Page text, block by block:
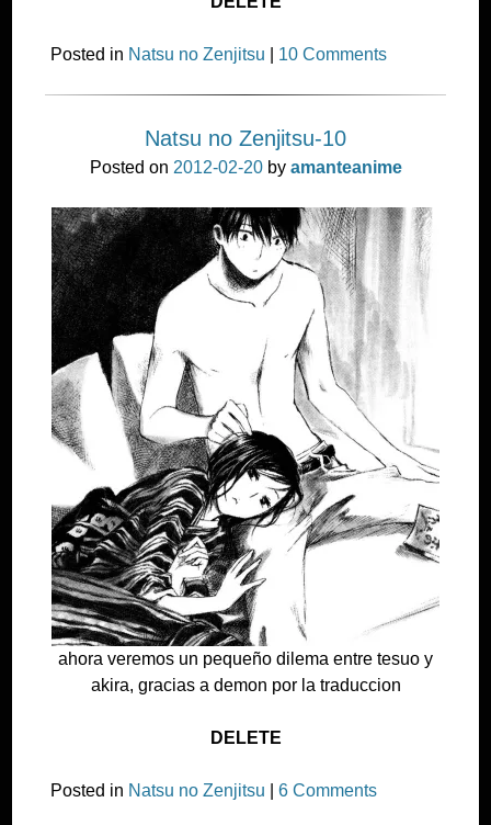
Posted in Natsu no Zenjitsu 10 Comments
Natsu no Zenjitsu-10
Posted on 2012-02-20by amanteanime
ahora veremos un pequeño dilema entre tesuo y
akira, gracias a demon por la traduccion
DELETE
Posted in Natsu no Zenjitsu |6 Comments